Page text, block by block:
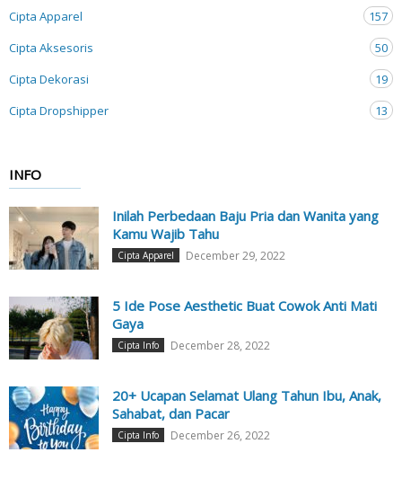
Cipta Apparel
157
Cipta Aksesoris
50
Cipta Dekorasi
19
Cipta Dropshipper
13
INFO
Inilah Perbedaan Baju Pria dan Wanita yang
Kamu Wajib Tahu
Cipta Apparel December 29, 2022
5 Ide Pose Aesthetic Buat Cowok Anti Mati
Gaya
Cipta Info December 28, 2022
20+ Ucapan Selamat Ulang Tahun Ibu, Anak,
Sahabat, dan Pacar
Cipta Info December 26, 2022